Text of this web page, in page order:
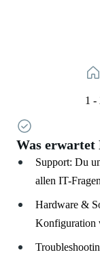
1 -
Was erwartet
Support: Du
allen IT-
Hardware &
Konfiguration